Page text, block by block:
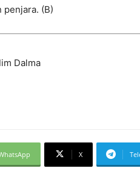
penjara. (B)
Dalma
X